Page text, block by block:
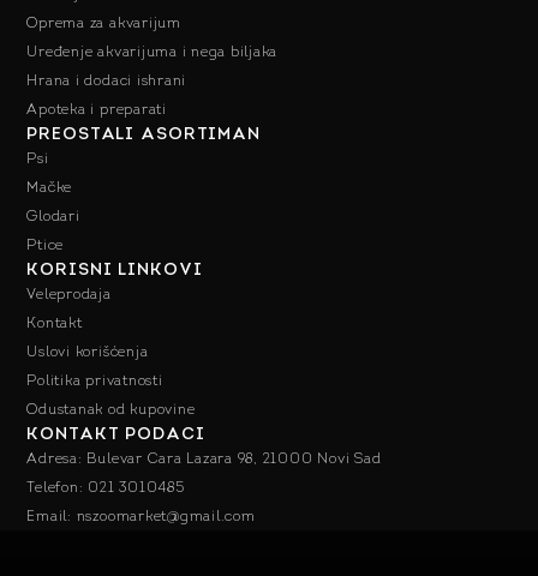
Oprema za akvarijum
Uređenje akvarijuma i nega biljaka
Hrana i dodaci ishrani
Apoteka i preparati
PREOSTALI ASORTIMAN
Psi
Mačke
Glodari
Ptice
KORISNI LINKOVI
Veleprodaja
Kontakt
Uslovi korišćenja
Politika privatnosti
Odustanak od kupovine
KONTAKT PODACI
Adresa: Bulevar Cara Lazara 98, 21000 Novi Sad
Telefon: 021 3010485
Email: nszoomarket@gmail.com